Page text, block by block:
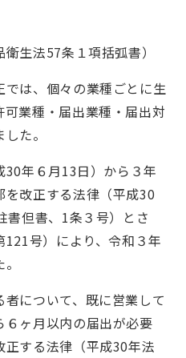
生法57条１項括弧書）
は、個々の業種ごとに生
業種・届出業種・届出対
した。
年６月13日）から３年
改正する法律（平成30
書但書、1条３号）とさ
号）により、令和３年
について、既に営業して
ヶ月以内の届出が必要
正する法律（平成30年法